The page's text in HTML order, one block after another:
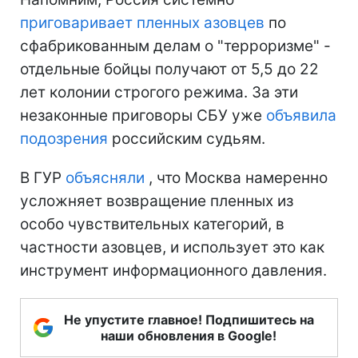
приговаривает пленных азовцев по
сфабрикованным делам о "терроризме" -
отдельные бойцы получают от 5,5 до 22
лет колонии строгого режима. За эти
незаконные приговоры СБУ уже объявила
подозрения российским судьям.
В ГУР объясняли , что Москва намеренно
усложняет возвращение пленных из
особо чувствительных категорий, в
частности азовцев, и использует это как
инструмент информационного давления.
Не упустите главное! Подпишитесь на
наши обновления в Google!